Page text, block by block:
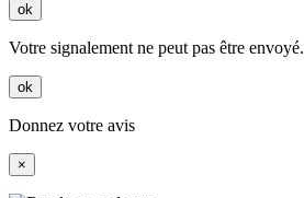
ok
Votre signalement ne peut pas être envoyé.
ok
Donnez votre avis
×